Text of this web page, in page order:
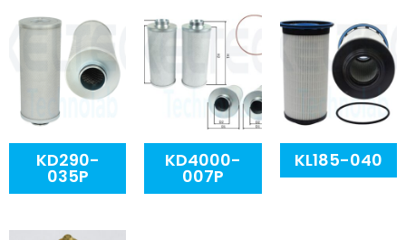
KD290-
035P
KD4000-
007P
KL185-040